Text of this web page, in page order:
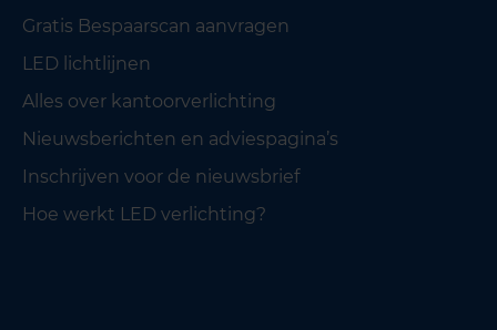
Gratis Bespaarscan aanvragen
LED lichtlijnen
Alles over kantoorverlichting
Nieuwsberichten en adviespagina’s
Inschrijven voor de nieuwsbrief
Hoe werkt LED verlichting?